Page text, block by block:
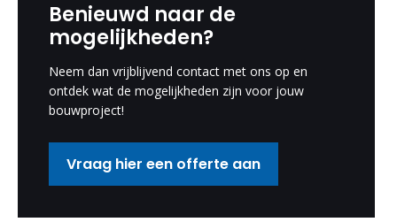
Benieuwd naar de
mogelijkheden?
Neem dan vrijblijvend contact met ons op en
ontdek wat de mogelijkheden zijn voor jouw
bouwproject!
Vraag hier een offerte aan